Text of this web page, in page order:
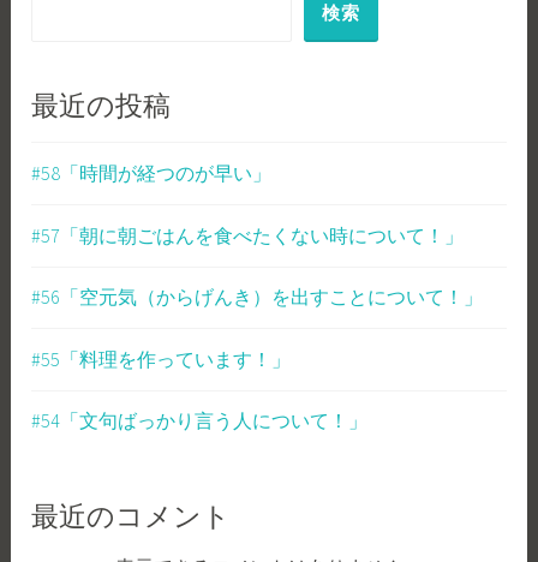
検索
最近の投稿
#58「時間が経つのが早い」
#57「朝に朝ごはんを食べたくない時について！」
#56「空元気（からげんき）を出すことについて！」
#55「料理を作っています！」
#54「文句ばっかり言う人について！」
最近のコメント